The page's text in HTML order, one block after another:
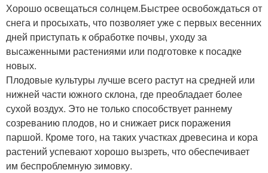
Хорошо освещаться солнцем.Быстрее освобождаться от
снега и просыхать, что позволяет уже с первых весенних
дней приступать к обработке почвы, уходу за
высаженными растениями или подготовке к посадке
новых.
Плодовые культуры лучше всего растут на средней или
нижней части южного склона, где преобладает более
сухой воздух. Это не только способствует раннему
созреванию плодов, но и снижает риск поражения
паршой. Кроме того, на таких участках древесина и кора
растений успевают хорошо вызреть, что обеспечивает
им беспроблемную зимовку.